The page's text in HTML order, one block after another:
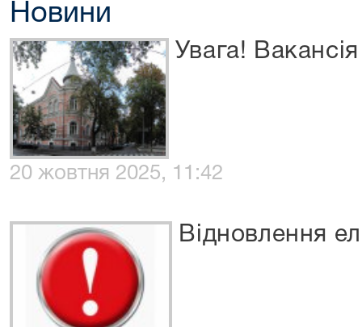
Новини
Увага!
20 жовтня 2025, 11:42
Відновлення